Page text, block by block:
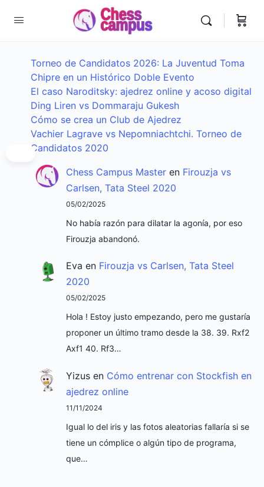
Torneo de Candidatos 2026: La Juventud Toma
Chipre en un Histórico Doble Evento
El caso Naroditsky: ajedrez online y acoso digital
Ding Liren vs Dommaraju Gukesh
Cómo se crea un Club de Ajedrez
Vachier Lagrave vs Nepomniachtchi. Torneo de
Candidatos 2020
Chess Campus Master en Firouzja vs
Carlsen, Tata Steel 2020
05/02/2025
No había razón para dilatar la agonía, por eso
Firouzja abandonó.
Eva en Firouzja vs Carlsen, Tata Steel
2020
05/02/2025
Hola ! Estoy justo empezando, pero me gustaría
proponer un último tramo desde la 38. 39. Rxf2
Axf1 40. Rf3…
Yizus en Cómo entrenar con Stockfish en
ajedrez online
11/11/2024
Igual lo del iris y las fotos aleatorias fallaría si se
tiene un cómplice o algún tipo de programa,
que…